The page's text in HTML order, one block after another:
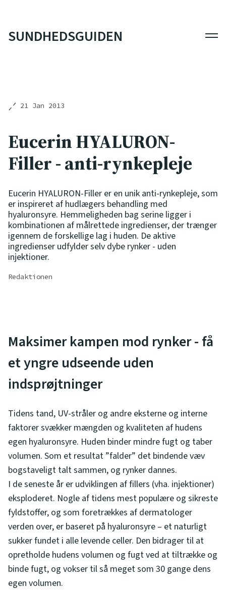
SUNDHEDSGUIDEN
21 Jan 2013
Eucerin HYALURON-
Filler - anti-rynkepleje
Eucerin HYALURON-Filler er en unik anti-rynkepleje, som
er inspireret af hudlægers behandling med
hyaluronsyre. Hemmeligheden bag serine ligger i
kombinationen af målrettede ingredienser, der trænger
igennem de forskellige lag i huden. De aktive
ingredienser udfylder selv dybe rynker - uden
injektioner.
Redaktionen
Maksimer kampen mod rynker - få
et yngre udseende uden
indsprøjtninger
Tidens tand, UV-stråler og andre eksterne og interne
faktorer svækker mængden og kvaliteten af hudens
egen hyaluronsyre. Huden binder mindre fugt og taber
volumen. Som et resultat ”falder” det bindende væv
bogstaveligt talt sammen, og rynker dannes.
I de seneste år er udviklingen af fillers (vha. injektioner)
eksploderet. Nogle af tidens mest populære og sikreste
fyldstoffer, og som foretrækkes af dermatologer
verden over, er baseret på hyaluronsyre – et naturligt
sukker fundet i alle levende celler. Den bidrager til at
opretholde hudens volumen og fugt ved at tiltrække og
binde fugt, og vokser til så meget som 30 gange dens
egen volumen.